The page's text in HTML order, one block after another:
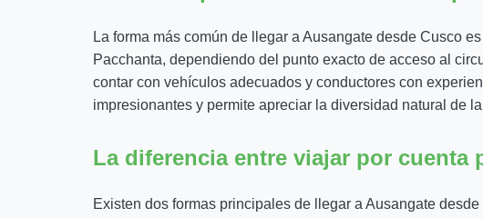
La forma más común de llegar a Ausangate desde Cusco
Pacchanta, dependiendo del punto exacto de acceso al
contar con vehículos adecuados y conductores con
impresionantes y permite apreciar la diversidad natural de
La diferencia entre viajar por
Existen dos formas principales de llegar a Ausangate